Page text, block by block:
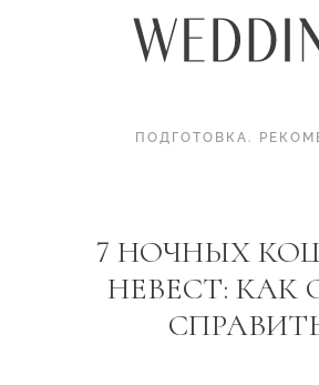
ПОДГОТОВКА.
7 НОЧНЫХ
НЕВЕСТ: КАК